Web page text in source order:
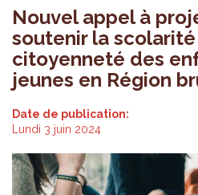
Nouvel appel à
soutenir la
citoyenneté des
jeunes en Région
Date de publication:
Lundi 3 juin 2024